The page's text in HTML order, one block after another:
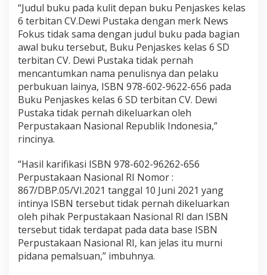
“Judul buku pada kulit depan buku Penjaskes kelas
6 terbitan CV.Dewi Pustaka dengan merk News
Fokus tidak sama dengan judul buku pada bagian
awal buku tersebut, Buku Penjaskes kelas 6 SD
terbitan CV. Dewi Pustaka tidak pernah
mencantumkan nama penulisnya dan pelaku
perbukuan lainya, ISBN 978-602-9622-656 pada
Buku Penjaskes kelas 6 SD terbitan CV. Dewi
Pustaka tidak pernah dikeluarkan oleh
Perpustakaan Nasional Republik Indonesia,”
rincinya.
“Hasil karifikasi ISBN 978-602-96262-656
Perpustakaan Nasional RI Nomor :
867/DBP.05/VI.2021 tanggal 10 Juni 2021 yang
intinya ISBN tersebut tidak pernah dikeluarkan
oleh pihak Perpustakaan Nasional RI dan ISBN
tersebut tidak terdapat pada data base ISBN
Perpustakaan Nasional RI, kan jelas itu murni
pidana pemalsuan,” imbuhnya.